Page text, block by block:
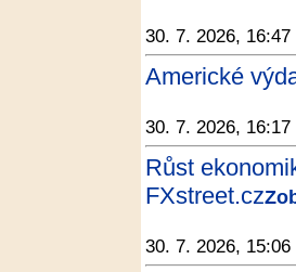
30. 7. 2026, 16:47
Americké
30. 7. 2026, 16:17
Růst
FXstreet.cz
30. 7. 2026, 15:06